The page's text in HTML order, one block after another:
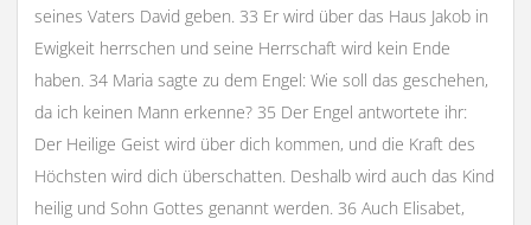
seines Vaters David geben. 33 Er wird über das Haus Jakob in
Ewigkeit herrschen und seine Herrschaft wird kein Ende
haben. 34 Maria sagte zu dem Engel: Wie soll das geschehen,
da ich keinen Mann erkenne? 35 Der Engel antwortete ihr:
Der Heilige Geist wird über dich kommen, und die Kraft des
Höchsten wird dich überschatten. Deshalb wird auch das Kind
heilig und Sohn Gottes genannt werden. 36 Auch Elisabet,